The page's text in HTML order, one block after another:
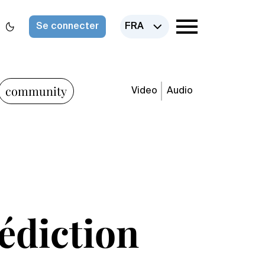
Se connecter FRA
community Video Audio